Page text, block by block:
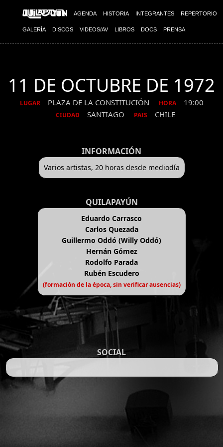
AGENDA HISTORIA INTEGRANTES REPERTORIO
GALERÍA DISCOS VIDEOS/AV LIBROS DOCS PRENSA
11 DE OCTUBRE DE 1972
LUGAR PLAZA DE LA CONSTITUCIÓN HORA 19:00
CIUDAD SANTIAGO PAIS CHILE
INFORMACIÓN
Varios artistas, 20 horas desde mediodía
QUILAPAYÚN
Eduardo Carrasco
Carlos Quezada
Guillermo Oddó (Willy Oddó)
Hernán Gómez
Rodolfo Parada
Rubén Escudero
(formación de la época, sin verificar ausencias)
SOCIAL